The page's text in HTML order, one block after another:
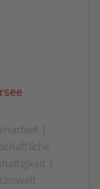
|
|